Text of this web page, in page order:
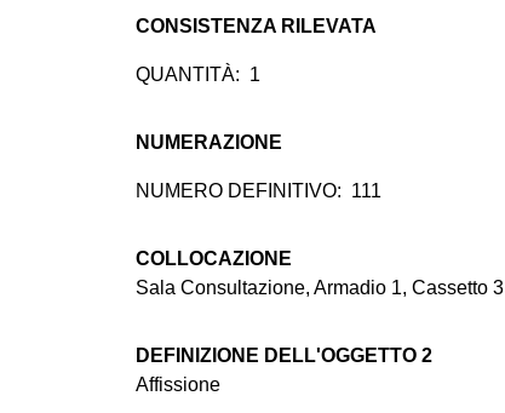
CONSISTENZA RILEVATA
QUANTITÀ: 1
NUMERAZIONE
NUMERO DEFINITIVO: 111
COLLOCAZIONE
Sala Consultazione, Armadio 1, Cassetto 3
DEFINIZIONE DELL'OGGETTO 2
Affissione